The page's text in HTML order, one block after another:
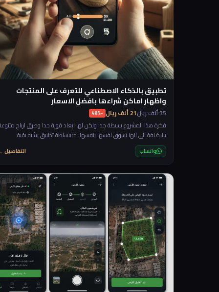
تطبيق بالذكاء الاصطناعي للتعرف على المنتجات
واظهار اماكن شراءها بافضل الاسعار
35 ألف ريال 21 ألف ريال -40%
فكرة هذا المشروع بسيطة جدا ولكن لها ابعاد قوية جدا وطرق ارباح
بالاضافة الى انها تسوق نفسها بنفسها. rnببساطة تطبيق يشبه بقية
تطبيقات الذكاء الاصطناعي لكن مختص في شي واحد وهو تصوير اي منتج
ويعطيك معلومات عنه واماكن الشراء وافضل الاسعار. rnوقبل ان نستمر
في توضيح الفكرة بجاوب على سؤال مهم "ايش يختلف عن ال chatgpt او
بقية تطبيقات الذكاء الاصطناعي" والجواب ببساطة ان التطبيق لك بالكامل
وتتحكم فيه
واتساب التفاصيل